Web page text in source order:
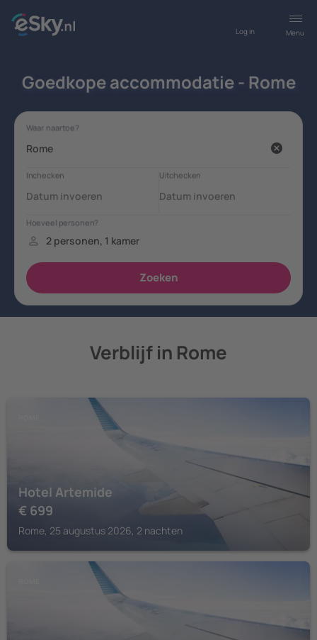
Menu
Log in
Goedkope accommodatie - Rome
Verblijf in Rome
Hotel Artemide
€ 699
Rome, 25 augustus 2026, 2 nachten